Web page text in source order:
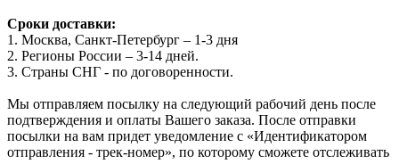
Сроки доставки:
1. Москва, Санкт-Петербург – 1-3 дня
2. Регионы России – 3-14 дней.​
3. Страны СНГ - по договоренности.
Мы отправляем посылку на следующий рабочий день после
подтверждения и оплаты Вашего заказа. После отправки
посылки на вам придет уведомление с «Идентификатором
отправления - трек-номер», по которому сможете отслеживать